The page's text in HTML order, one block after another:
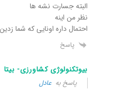
البته جسارت نشه ها
نظر من اینه
احتمال داره اونایی که شما
پاسخ
بیوتکنولوژی کشاورزی- بیتا
پاسخ بهعادل